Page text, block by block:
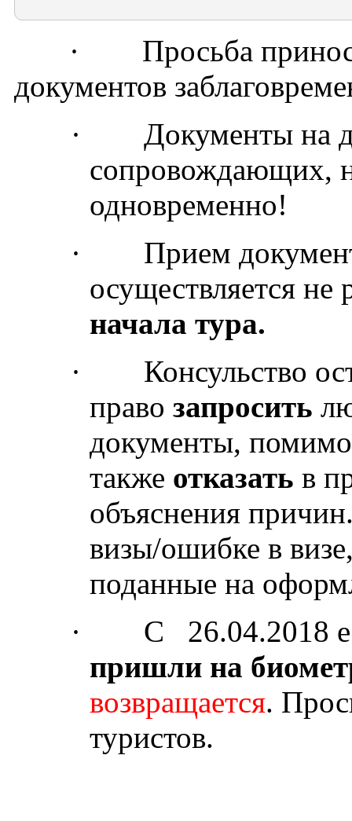
·
Просьба
документов
·
Документы на
сопровождающих,
одновременно!
·
Прием
осуществляется не
начала тура.
·
Консульство
право запросить
документы,
также отказать в
объяснения
визы/ошибке в
поданные на
·
С
26.04.2018
пришли на
возвращается.
туристов.